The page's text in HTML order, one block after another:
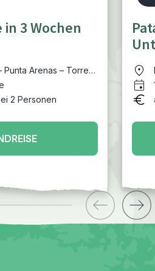
3 Wochen
Punta Arenas – Torres
– Ancud – Castro
– Pucón – San
2 Personen